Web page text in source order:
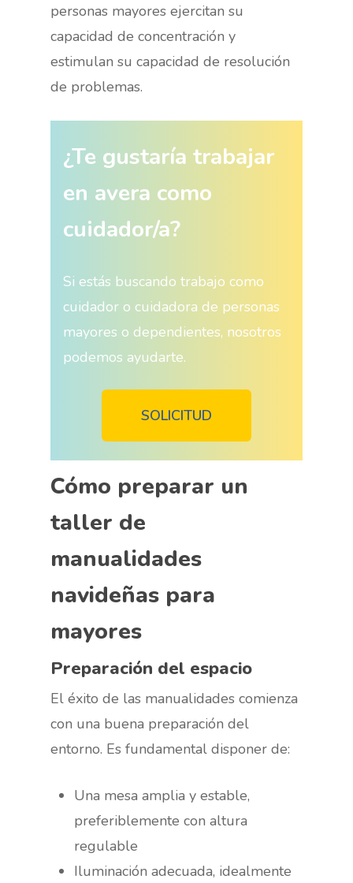
personas mayores ejercitan su
capacidad de concentración y
estimulan su capacidad de resolución
de problemas.
¿Te gustaría trabajar
en avera como
cuidador/a?
Si estás buscando trabajo como
cuidador o cuidadora de personas
mayores o dependientes, nosotros
podemos ayudarte.
SOLICITUD
Cómo preparar un
taller de
manualidades
navideñas para
mayores
Preparación del espacio
El éxito de las manualidades comienza
con una buena preparación del
entorno. Es fundamental disponer de:
Una mesa amplia y estable,
preferiblemente con altura
regulable
Iluminación adecuada, idealmente